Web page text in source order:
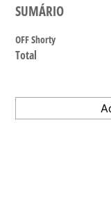
SUMÁRIO
OFF Shorty
Total